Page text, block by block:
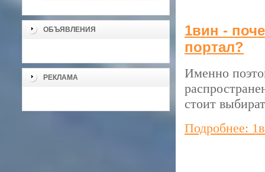
ОБЪЯВЛЕНИЯ
РЕКЛАМА
1вин -
портал?
Именно
стоит
Подробнее: